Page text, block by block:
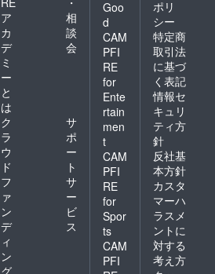
ア
カ
デ
ミ
ー
と
は
相
談
会
ク
ラ
ウ
ド
フ
ァ
ン
デ
ィ
ン
サ
ポ
ー
ト
サ
ー
ビ
ス
Goo
d
CAM
PFI
RE
for
Ente
rtain
men
t
CAM
PFI
RE
for
Spor
ts
CAM
PFI
ポリ
シー
特定商
取引法
に基づ
く表記
情報セ
キュリ
ティ方
針
反社基
本方針
カスタ
マーハ
ラスメ
ントに
対する
考え方